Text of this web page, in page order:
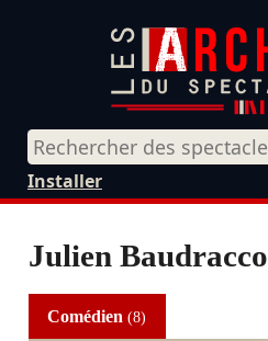
Installer
Julien Baudracco
Comédien(8)